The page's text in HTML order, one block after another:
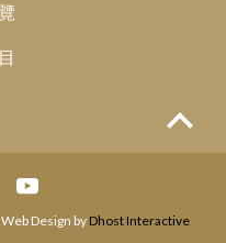
Design byDhost Interactive